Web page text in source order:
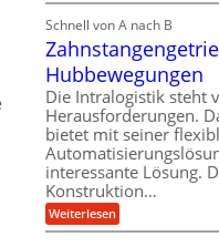
V
e
r
g
l
e
i
c
h
e
u
g
e
l
g
e
w
i
n
g
e
r
t
U
m
s
a
t
z
u
n
M
e
h
A
r
b
e
i
t
s
l
Schnell von A nach B
Hubbewegungen
Die Intralogistik steht
Herausforderungen.
bietet mit seiner
interessante Lösung.
Konstruktion…
Weiterlesen:
Z